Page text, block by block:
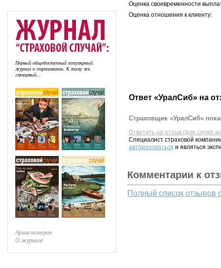
Первый общедоступный популярный
журнал о страховании. К тому же,
глянцевый...
Архив номеров
О журнале
Оценка своевременности
Оценка отношения к клиенту:
Ответ «УралСиб» на
Страховщик «УралСиб»
Ответить на отзыв (для служб
Специалист страховой
авторизоваться и являться
Комментарии к
Полный список отзывов